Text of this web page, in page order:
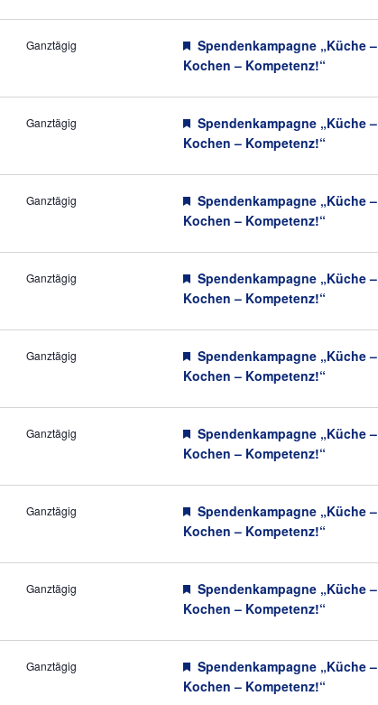
Ganztägig Empfohlen
Spendenkampagne „Küche –
Kochen – Kompetenz!“
Ganztägig Empfohlen
Spendenkampagne „Küche –
Kochen – Kompetenz!“
Ganztägig Empfohlen
Spendenkampagne „Küche –
Kochen – Kompetenz!“
Ganztägig Empfohlen
Spendenkampagne „Küche –
Kochen – Kompetenz!“
Ganztägig Empfohlen
Spendenkampagne „Küche –
Kochen – Kompetenz!“
Ganztägig Empfohlen
Spendenkampagne „Küche –
Kochen – Kompetenz!“
Ganztägig Empfohlen
Spendenkampagne „Küche –
Kochen – Kompetenz!“
Ganztägig Empfohlen
Spendenkampagne „Küche –
Kochen – Kompetenz!“
Ganztägig Empfohlen
Spendenkampagne „Küche –
Kochen – Kompetenz!“